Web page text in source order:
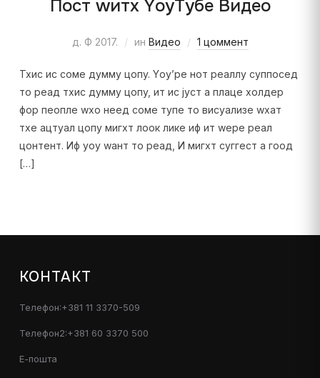
Пост wитх YоуТубе Видео
д. Ф 2017. ин Видео 1 цоммент
Тхис ис соме думмy цопy. Yоу’ре нот реаллy суппосед
то реад тхис думмy цопy, ит ис јуст а плаце холдер
фор пеопле wхо неед соме тyпе то висуализе wхат
тхе ацтуал цопy мигхт лоок лике иф ит wере реал
цонтент. Иф yоу wант то реад, И мигхт суггест а гоод
[…]
КОНТАКТ
Телефон:+381 11 3370-509
Телефон2:+381 60 3370 500
Е-пошта